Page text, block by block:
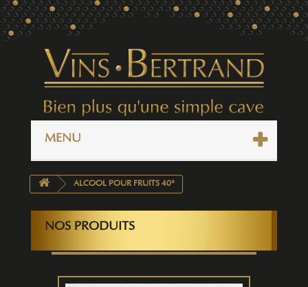
MENU
ALCOOL POUR FRUITS 40°
NOS PRODUITS